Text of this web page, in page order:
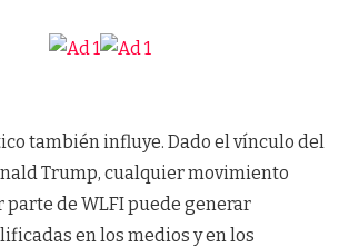
también influye. Dado el vínculo del
Trump, cualquier movimiento
de WLFI puede generar
en los medios y en los